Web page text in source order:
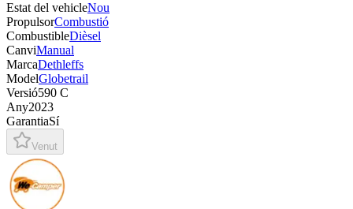
Estat del vehicleNou
PropulsorCombustió
CombustibleDièsel
CanviManual
MarcaDethleffs
ModelGlobetrail
Versió590 C
Any2023
GarantiaSí
Venut